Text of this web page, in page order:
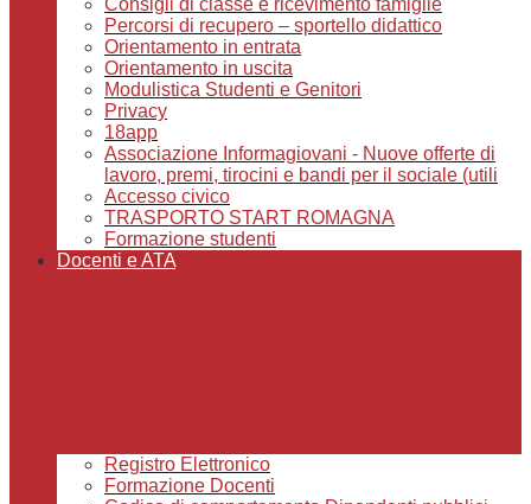
Consigli di classe e ricevimento famiglie
Percorsi di recupero – sportello didattico
Orientamento in entrata
Orientamento in uscita
Modulistica Studenti e Genitori
Privacy
18app
Associazione Informagiovani - Nuove offerte di
lavoro, premi, tirocini e bandi per il sociale (utili
Accesso civico
TRASPORTO START ROMAGNA
Formazione studenti
Docenti e ATA
Registro Elettronico
Formazione Docenti